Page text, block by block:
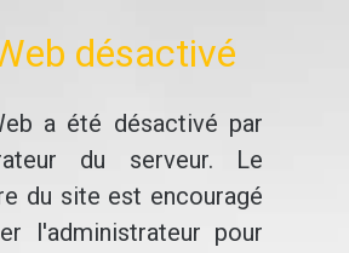
désactivé
a été désactivé par
du serveur. Le
du site est encouragé
l'administrateur pour